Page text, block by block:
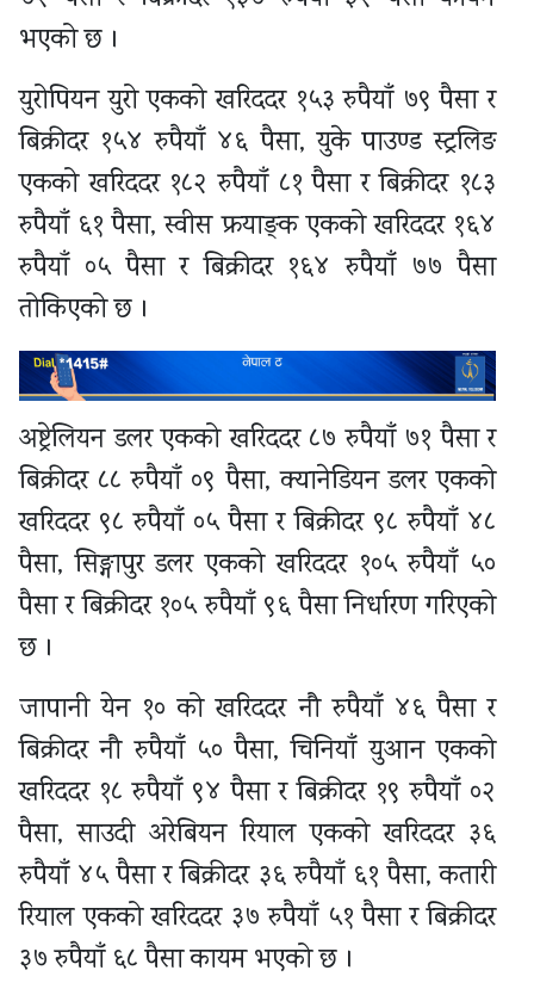
भएको छ ।
युरोपियन युरो एकको खरिददर १५३ रुपैयाँ ७९ पैसा र
बिक्रीदर १५४ रुपैयाँ ४६ पैसा, युके पाउण्ड स्ट्रलिङ
एकको खरिददर १८२ रुपैयाँ ८१ पैसा र बिक्रीदर १८३
रुपैयाँ ६१ पैसा, स्वीस फ्रयाङ्क एकको खरिददर १६४
रुपैयाँ ०५ पैसा र बिक्रीदर १६४ रुपैयाँ ७७ पैसा
तोकिएको छ ।
अष्ट्रेलियन डलर एकको खरिददर ८७ रुपैयाँ ७१ पैसा र
बिक्रीदर ८८ रुपैयाँ ०९ पैसा, क्यानेडियन डलर एकको
खरिददर ९८ रुपैयाँ ०५ पैसा र बिक्रीदर ९८ रुपैयाँ ४८
पैसा, सिङ्गापुर डलर एकको खरिददर १०५ रुपैयाँ ५०
पैसा र बिक्रीदर १०५ रुपैयाँ ९६ पैसा निर्धारण गरिएको
छ ।
जापानी येन १० को खरिददर नौ रुपैयाँ ४६ पैसा र
बिक्रीदर नौ रुपैयाँ ५० पैसा, चिनियाँ युआन एकको
खरिददर १८ रुपैयाँ ९४ पैसा र बिक्रीदर १९ रुपैयाँ ०२
पैसा, साउदी अरेबियन रियाल एकको खरिददर ३६
रुपैयाँ ४५ पैसा र बिक्रीदर ३६ रुपैयाँ ६१ पैसा, कतारी
रियाल एकको खरिददर ३७ रुपैयाँ ५१ पैसा र बिक्रीदर
३७ रुपैयाँ ६८ पैसा कायम भएको छ ।